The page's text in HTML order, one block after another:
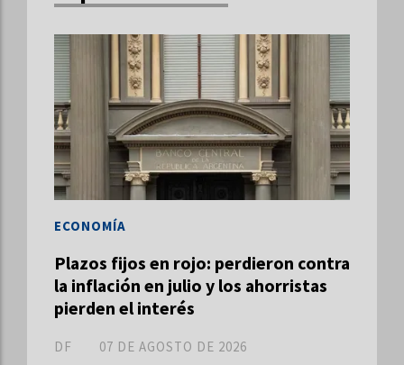
Plazos fijos en rojo: perdieron contra
la inflación en julio y los ahorristas
pierden el interés
DF
ECONOMÍA
07 DE AGOSTO DE 2026